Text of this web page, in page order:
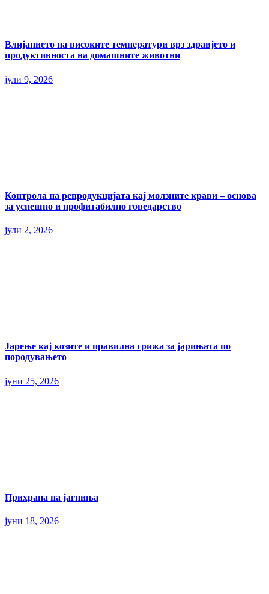
Влијанието на високите температури врз здравјето и
продуктивноста на домашните животни
јули 9, 2026
Контрола на репродукцијата кај молзните крави – основа
за успешно и профитабилно говедарство
јули 2, 2026
Јарење кај козите и правилна грижа за јарињата по
породувањето
јуни 25, 2026
Прихрана на јагниња
јуни 18, 2026